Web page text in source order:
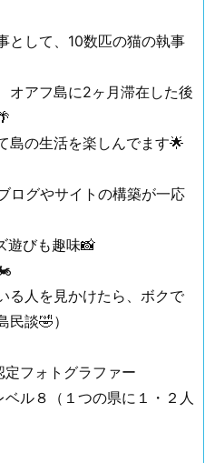
として、10数匹の猫の執事
オアフ島に2ヶ月滞在した後
島の生活を楽しんでます🌟
ログやサイトの構築が一応
遊びも趣味📸
る人を見かけたら、ボクで
談🤣）
フォトグラファー
ル８（１つの県に１・２人